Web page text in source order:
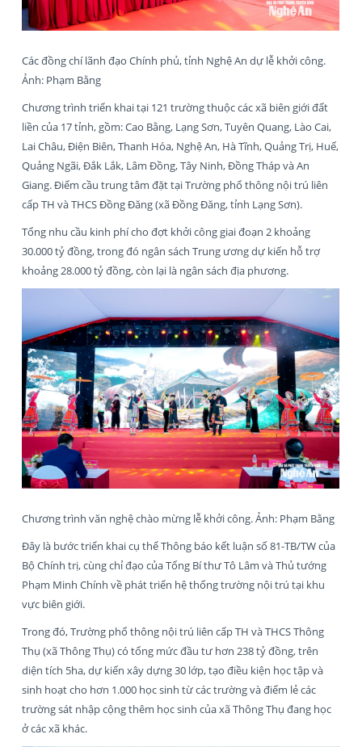
Các đồng chí lãnh đạo Chính phủ, tỉnh Nghệ An dự lễ khởi công.
Ảnh: Phạm Bằng
Chương trình triển khai tại 121 trường thuộc các xã biên giới đất
liền của 17 tỉnh, gồm: Cao Bằng, Lạng Sơn, Tuyên Quang, Lào Cai,
Lai Châu, Điện Biên, Thanh Hóa, Nghệ An, Hà Tĩnh, Quảng Trị, Huế,
Quảng Ngãi, Đắk Lắk, Lâm Đồng, Tây Ninh, Đồng Tháp và An
Giang. Điểm cầu trung tâm đặt tại Trường phổ thông nội trú liên
cấp TH và THCS Đồng Đăng (xã Đồng Đăng, tỉnh Lạng Sơn).
Tổng nhu cầu kinh phí cho đợt khởi công giai đoạn 2 khoảng
30.000 tỷ đồng, trong đó ngân sách Trung ương dự kiến hỗ trợ
khoảng 28.000 tỷ đồng, còn lại là ngân sách địa phương.
Chương trình văn nghệ chào mừng lễ khởi công. Ảnh: Phạm Bằng
Đây là bước triển khai cụ thể Thông báo kết luận số 81-TB/TW của
Bộ Chính trị, cùng chỉ đạo của Tổng Bí thư Tô Lâm và Thủ tướng
Phạm Minh Chính về phát triển hệ thống trường nội trú tại khu
vực biên giới.
Trong đó, Trường phổ thông nội trú liên cấp TH và THCS Thông
Thụ (xã Thông Thụ) có tổng mức đầu tư hơn 238 tỷ đồng, trên
diện tích 5ha, dự kiến xây dựng 30 lớp, tạo điều kiện học tập và
sinh hoạt cho hơn 1.000 học sinh từ các trường và điểm lẻ các
trường sát nhập cộng thêm học sinh của xã Thông Thụ đang học
ở các xã khác.